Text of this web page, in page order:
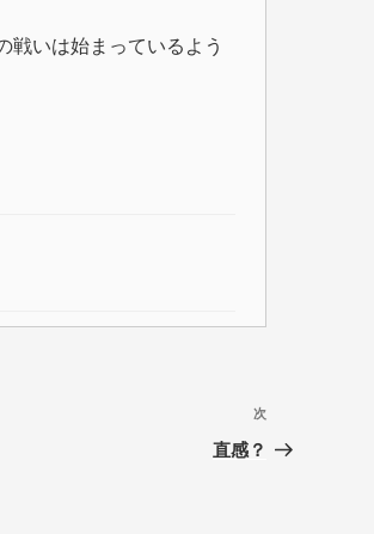
戦いは始まっているよう
次
の
次
直感？